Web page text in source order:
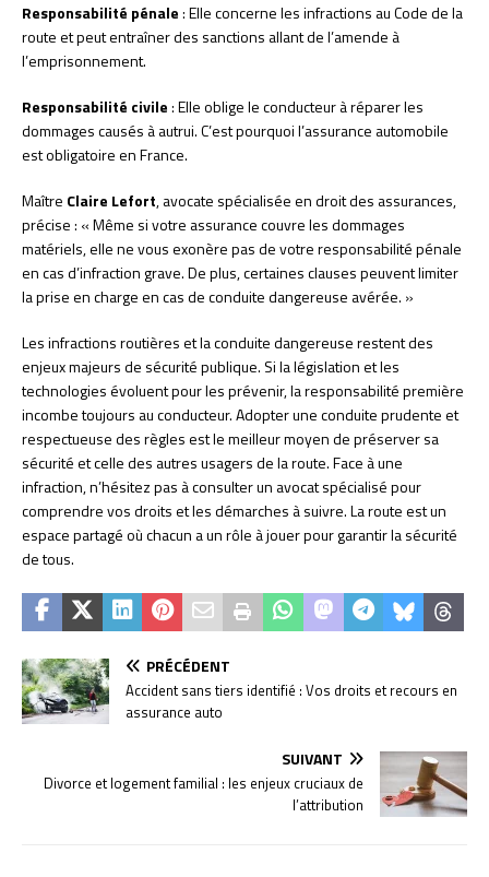
Responsabilité pénale: Elle concerne les infractions au Code de la
route et peut entraîner des sanctions allant de l’amende à
l’emprisonnement.
Responsabilité civile: Elle oblige le conducteur à réparer les
dommages causés à autrui. C’est pourquoi l’assurance automobile
est obligatoire en France.
Maître Claire Lefort, avocate spécialisée en droit des assurances,
précise : « Même si votre assurance couvre les dommages
matériels, elle ne vous exonère pas de votre responsabilité pénale
en cas d’infraction grave. De plus, certaines clauses peuvent limiter
la prise en charge en cas de conduite dangereuse avérée. »
Les infractions routières et la conduite dangereuse restent des
enjeux majeurs de sécurité publique. Si la législation et les
technologies évoluent pour les prévenir, la responsabilité première
incombe toujours au conducteur. Adopter une conduite prudente et
respectueuse des règles est le meilleur moyen de préserver sa
sécurité et celle des autres usagers de la route. Face à une
infraction, n’hésitez pas à consulter un avocat spécialisé pour
comprendre vos droits et les démarches à suivre. La route est un
espace partagé où chacun a un rôle à jouer pour garantir la sécurité
de tous.
PRÉCÉDENT
Accident sans tiers identifié : Vos droits et recours en
assurance auto
SUIVANT
Divorce et logement familial : les enjeux cruciaux de
l’attribution